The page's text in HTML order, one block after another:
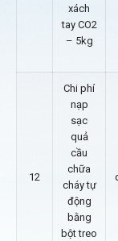
xách
tay CO2
– 5kg
12
Chi phí
nạp
sạc
quả
cầu
chữa
cháy tự
động
bằng
bột treo